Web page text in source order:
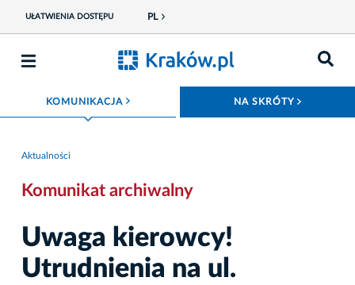
UŁATWIENIA DOSTĘPU PL
KOMUNIKACJA ROZWIŃ MENU NA SKRÓTY
Aktualności
Komunikat archiwalny
Uwaga kierowcy!
Utrudnienia na ul.